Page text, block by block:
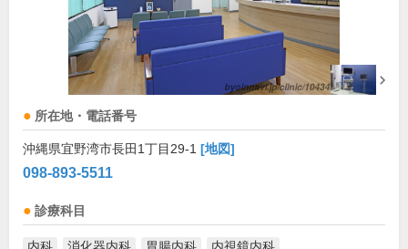
所在地・電話番号
沖縄県宜野湾市長田1丁目29-1 [地図]
098-893-5511
診療科目